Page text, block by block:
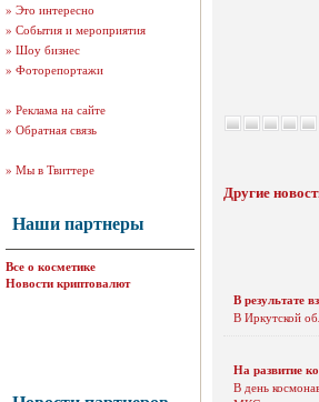
» Это интересно
» События и мероприятия
» Шоу бизнес
» Фоторепортажи
» Реклама на сайте
» Обратная связь
» Мы в Твиттере
Наши партнеры
Все о косметике
Новости криптовалют
Другие
В результате
В Иркутской
На развитие
В день